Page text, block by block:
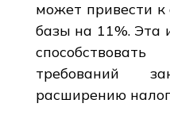
может привести
базы на 11%. Эта
требований
расширению